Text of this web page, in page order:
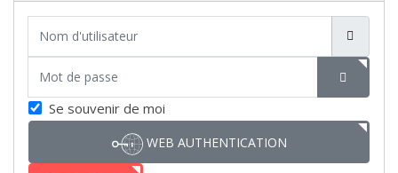
SHOW
Se souvenir de moi
WEB AUTHENTICATION